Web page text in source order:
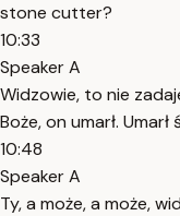
stone cutter?
10:33
Speaker A
Widzowie, to nie
Boże, on umarł. Umarł
10:48
Speaker A
Ty, a może, a może,